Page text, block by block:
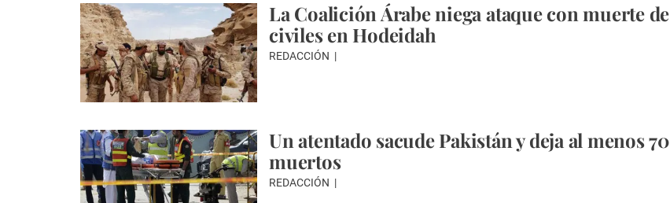
La Coalición Árabe niega ataque con muerte de
civiles en Hodeidah
REDACCIÓN
Un atentado sacude Pakistán y deja al menos 70
muertos
REDACCIÓN